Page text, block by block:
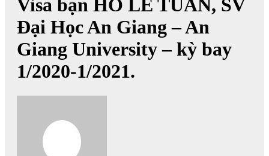
Visa bạn HỒ LÊ TUẤN, SV
Đại Học An Giang – An
Giang University – kỳ bay
1/2020-1/2021.